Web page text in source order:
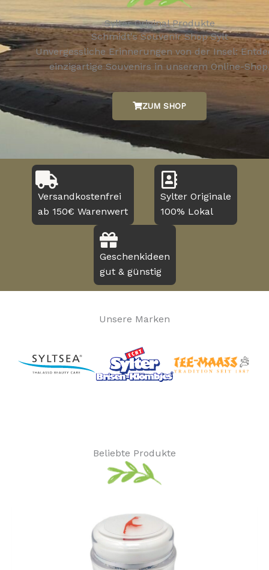
Sylter Original Produkte
Schmidt's Souvenir Shop Sylt
Unvergessliche Erinnerungen von der Insel:
einzigartige Souvenirs in unserem Online-
ZUM SHOP
Versandkostenfrei
ab 150€ Warenwert
Sylter Originale
100% Lokal
Geschenkideen
gut & günstig
Unsere Marken
Beliebte Produkte